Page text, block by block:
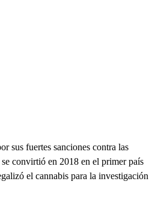
sus fuertes sanciones contra las
convirtió en 2018 en el primer país
el cannabis para la investigación